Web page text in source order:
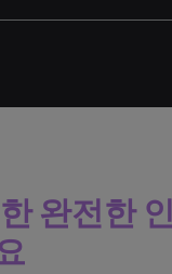
완전한